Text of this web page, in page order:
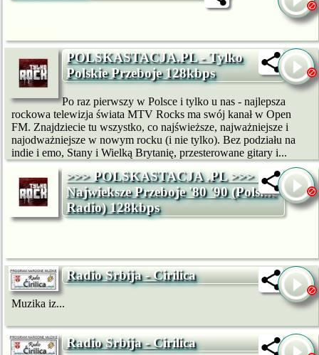
POLSKASTACJA.PL - Tylko
Polskie Przeboje 128kbps
Po raz pierwszy w Polsce i tylko u nas - najlepsza
rockowa telewizja świata MTV Rocks ma swój kanał w Open
FM. Znajdziecie tu wszystko, co najświeższe, najważniejsze i
najodważniejsze w nowym rocku (i nie tylko). Bez podziału na
indie i emo, Stany i Wielką Brytanię, przesterowane gitary i...
>>> POLSKASTACJA .PL >>> -
Najwieksze Przeboje '80 '90 (Polskie
Radio) 128kbps
Radio Srbija - Cirilica
Muzika iz...
Radio Srbija - Cirilica